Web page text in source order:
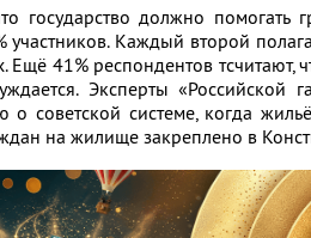
государство должно
Каждый второй
Ещё 41% респондентов тсчитают,
Эксперты «Российской
советской системе, когда
на жилище закреплено в